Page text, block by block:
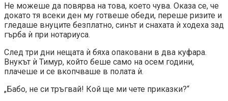
Не можеше да повярва на това, което чува. Оказа се, че
докато тя всеки ден му готвеше обеди, переше ризите и
гледаше внуците безплатно, синът и снахата ѝ ходеха зад
гърба ѝ при нотариуса.
След три дни нещата ѝ бяха опаковани в два куфара.
Внукът ѝ Тимур, който беше само на осем години,
плачеше и се вкопчваше в полата ѝ.
„Бабо, не си тръгвай! Кой ще ми чете приказки?“